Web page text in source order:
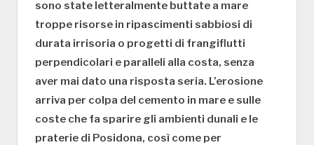
sono state letteralmente buttate a mare
troppe risorse in ripascimenti sabbiosi di
durata irrisoria o progetti di frangiflutti
perpendicolari e paralleli alla costa, senza
aver mai dato una risposta seria. L’erosione
arriva per colpa del cemento in mare e sulle
coste che fa sparire gli ambienti dunali e le
praterie di Posidona, così come per